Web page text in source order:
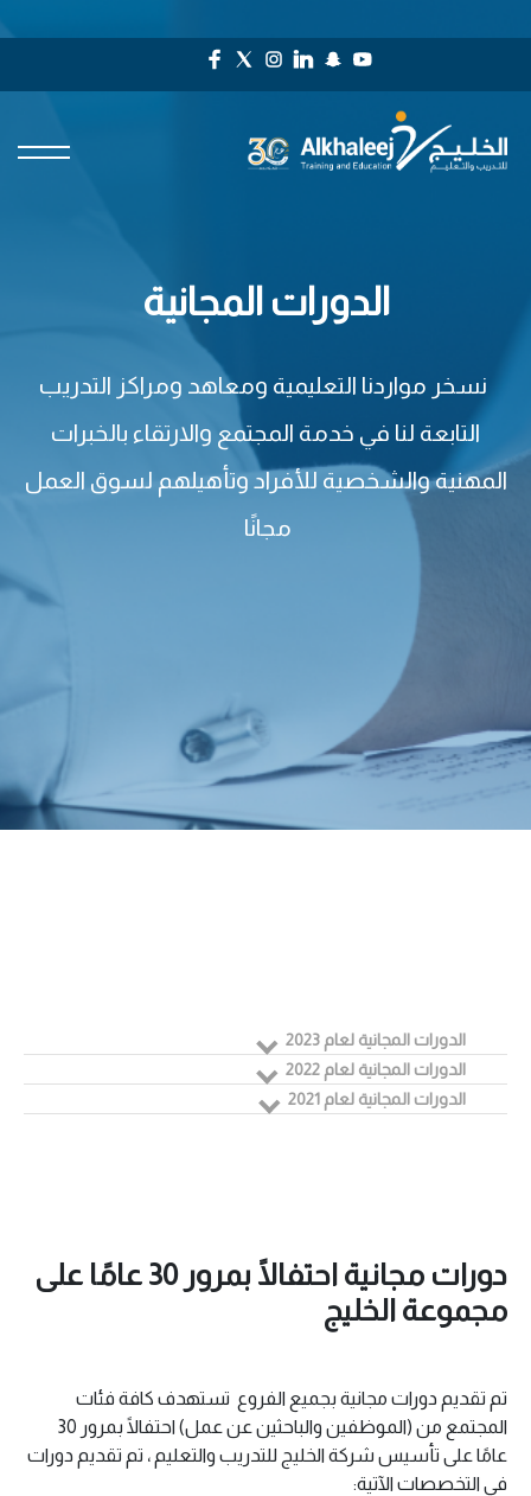
الدورات المجانية
نسخر مواردنا التعليمية ومعاهد ومراكز التدريب
التابعة لنا في خدمة المجتمع والارتقاء بالخبرات
المهنية والشخصية للأفراد وتأهيلهم لسوق العمل
مجانًا
دورات مجانية احتفالًا بمرور 30 عامًا على
مجموعة الخليج
تم تقديم دورات مجانية بجميع الفروع تستهدف كافة فئات
المجتمع من (الموظفين والباحثين عن عمل) احتفالًا بمرور 30
عامًا على تأسيس شركة الخليج للتدريب والتعليم ، تم تقديم دورات
في التخصصات الآتية:
الدورات المجانية لعام 2023
الدورات المجانية لعام 2022
الدورات المجانية لعام 2021